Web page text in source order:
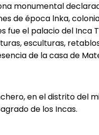
monumental
de época lnka,
fue el palacio del Inca
esculturas,
de la casa de
en el distrito del
de los Incas.